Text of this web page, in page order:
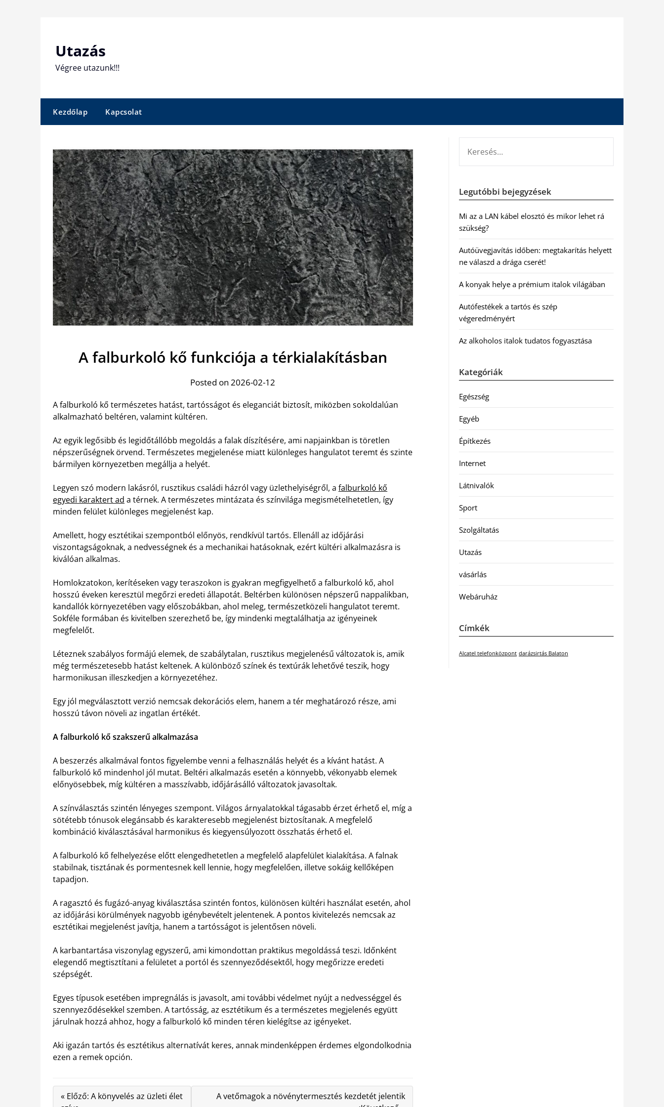
Utazás
Végree utazunk!!!
Kezdőlap Kapcsolat
A falburkoló kő funkciója a térkialakításban
Posted on 2026-02-12
A falburkoló kő természetes hatást, tartósságot és eleganciát biztosít, miközben sokoldalúan
alkalmazható beltéren, valamint kültéren.
Az egyik legősibb és legidőtállóbb megoldás a falak díszítésére, ami napjainkban is töretlen
népszerűségnek örvend. Természetes megjelenése miatt különleges hangulatot teremt és szinte
bármilyen környezetben megállja a helyét.
Legyen szó modern lakásról, rusztikus családi házról vagy üzlethelyiségről, a falburkoló kő
egyedi karaktert ad a térnek. A természetes mintázata és színvilága megismételhetetlen, így
minden felület különleges megjelenést kap.
Amellett, hogy esztétikai szempontból előnyös, rendkívül tartós. Ellenáll az időjárási
viszontagságoknak, a nedvességnek és a mechanikai hatásoknak, ezért kültéri alkalmazásra is
kiválóan alkalmas.
Homlokzatokon, kerítéseken vagy teraszokon is gyakran megfigyelhető a falburkoló kő, ahol
hosszú éveken keresztül megőrzi eredeti állapotát. Beltérben különösen népszerű nappalikban,
kandallók környezetében vagy előszobákban, ahol meleg, természetközeli hangulatot teremt.
Sokféle formában és kivitelben szerezhető be, így mindenki megtalálhatja az igényeinek
megfelelőt.
Léteznek szabályos formájú elemek, de szabálytalan, rusztikus megjelenésű változatok is, amik
még természetesebb hatást keltenek. A különböző színek és textúrák lehetővé teszik, hogy
harmonikusan illeszkedjen a környezetéhez.
Egy jól megválasztott verzió nemcsak dekorációs elem, hanem a tér meghatározó része, ami
hosszú távon növeli az ingatlan értékét.
A falburkoló kő szakszerű alkalmazása
A beszerzés alkalmával fontos figyelembe venni a felhasználás helyét és a kívánt hatást. A
falburkoló kő mindenhol jól mutat. Beltéri alkalmazás esetén a könnyebb, vékonyabb elemek
előnyösebbek, míg kültéren a masszívabb, időjárásálló változatok javasoltak.
A színválasztás szintén lényeges szempont. Világos árnyalatokkal tágasabb érzet érhető el, míg a
sötétebb tónusok elegánsabb és karakteresebb megjelenést biztosítanak. A megfelelő
kombináció kiválasztásával harmonikus és kiegyensúlyozott összhatás érhető el.
A falburkoló kő felhelyezése előtt elengedhetetlen a megfelelő alapfelület kialakítása. A falnak
stabilnak, tisztának és pormentesnek kell lennie, hogy megfelelően, illetve sokáig kellőképen
tapadjon.
A ragasztó és fugázó-anyag kiválasztása szintén fontos, különösen kültéri használat esetén, ahol
az időjárási körülmények nagyobb igénybevételt jelentenek. A pontos kivitelezés nemcsak az
esztétikai megjelenést javítja, hanem a tartósságot is jelentősen növeli.
A karbantartása viszonylag egyszerű, ami kimondottan praktikus megoldássá teszi. Időnként
elegendő megtisztítani a felületet a portól és szennyeződésektől, hogy megőrizze eredeti
szépségét.
Egyes típusok esetében impregnálás is javasolt, ami további védelmet nyújt a nedvességgel és
szennyeződésekkel szemben. A tartósság, az esztétikum és a természetes megjelenés együtt
járulnak hozzá ahhoz, hogy a falburkoló kő minden téren kielégítse az igényeket.
Aki igazán tartós és esztétikus alternatívát keres, annak mindenképpen érdemes elgondolkodnia
ezen a remek opción.
« Előző: A könyvelés az üzleti élet
A vetőmagok a növénytermesztés kezdetét jelentik
Legutóbbi bejegyzések
Mi az a LAN kábel elosztó és mikor lehet rá
szükség?
Autóüvegjavítás időben: megtakarítás helyett
ne válaszd a drága cserét!
A konyak helye a prémium italok világában
Autófestékek a tartós és szép
végeredményért
Az alkoholos italok tudatos fogyasztása
Kategóriák
Egészség
Egyéb
Építkezés
Internet
Látnivalók
Sport
Szolgáltatás
Utazás
vásárlás
Webáruház
Címkék
Alcatel telefonközpont darázsirtás Balaton